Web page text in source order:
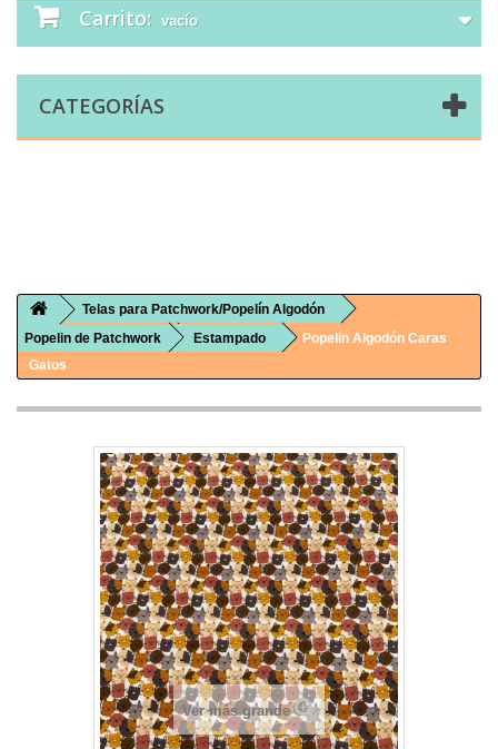
Carrito: vacío
CATEGORÍAS
Telas para Patchwork/Popelín Algodón
Popelin de Patchwork
Estampado
Popelin Algodón Caras
Gatos
Ver más grande